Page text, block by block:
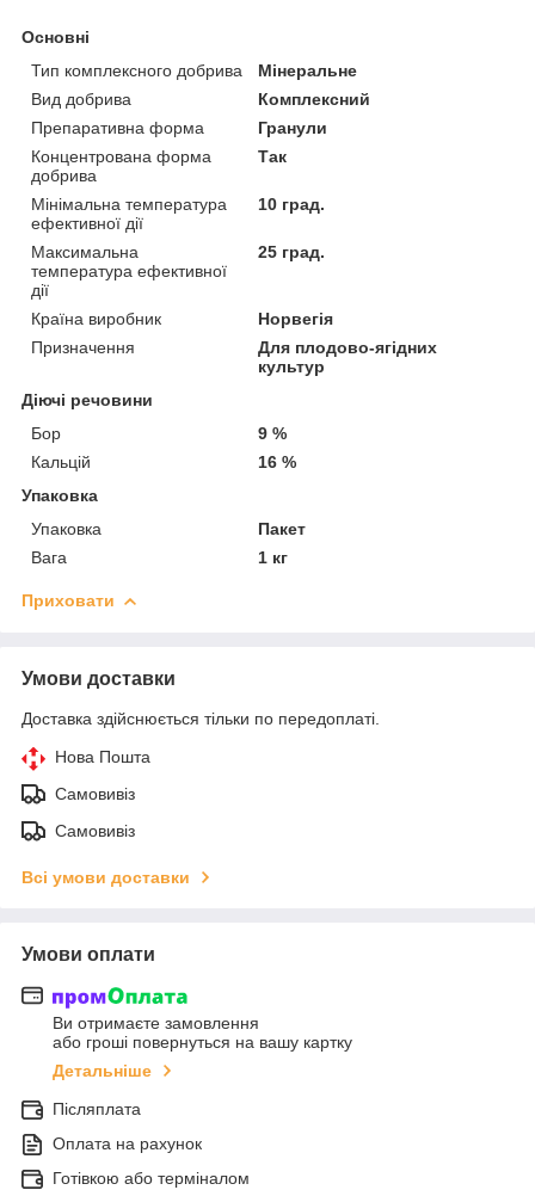
Основні
Тип комплексного добрива
Мінеральне
Вид добрива
Комплексний
Препаративна форма
Гранули
Концентрована форма
добрива
Так
Мінімальна температура
ефективної дії
10 град.
Максимальна
температура ефективної
дії
25 град.
Країна виробник
Норвегія
Призначення
Для плодово-ягідних
культур
Діючі речовини
Бор
9 %
Кальцій
16 %
Упаковка
Упаковка
Пакет
Вага
1 кг
Приховати
Умови доставки
Доставка здійснюється тільки по передоплаті.
Нова Пошта
Самовивіз
Самовивіз
Всі умови доставки
Умови оплати
Ви отримаєте замовлення
або гроші повернуться на вашу картку
Детальніше
Післяплата
Оплата на рахунок
Готівкою або терміналом